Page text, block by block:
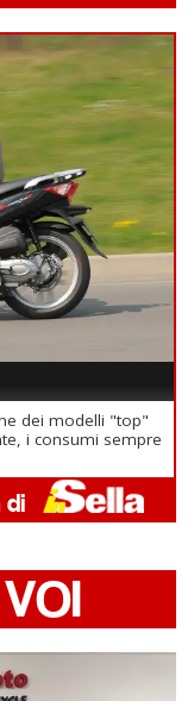
dei modelli "top"
i consumi sempre